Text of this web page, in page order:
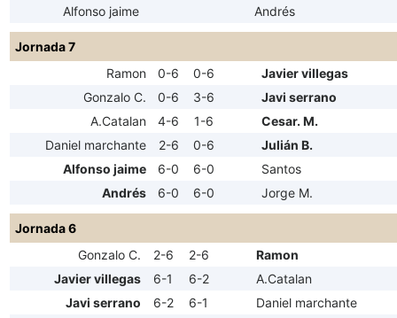
Alfonso jaime
Andrés
Jornada 7
Ramon
0-6 0-6
Javier villegas
Gonzalo C.
0-6 3-6
Javi serrano
A.Catalan
4-6 1-6
Cesar. M.
Daniel marchante
2-6 0-6
Julián B.
Alfonso jaime
6-0 6-0
Santos
Andrés
6-0 6-0 Jorge M.
Jornada 6
Gonzalo C.
2-6 2-6
Ramon
Javier villegas
6-1 6-2
A.Catalan
Javi serrano
6-2 6-1
Daniel marchante